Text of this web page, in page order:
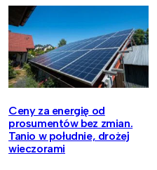
Ceny za energię od
prosumentów bez zmian.
Tanio w południe, drożej
wieczorami